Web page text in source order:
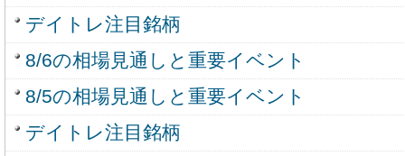
デイトレ注目銘柄
8/6の相場見通しと重要イベント
8/5の相場見通しと重要イベント
デイトレ注目銘柄